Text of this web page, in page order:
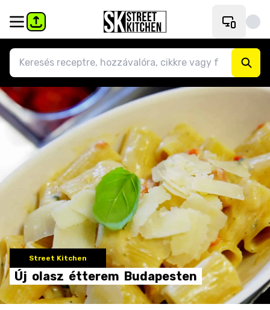
Street Kitchen
Új olasz étterem Budapesten